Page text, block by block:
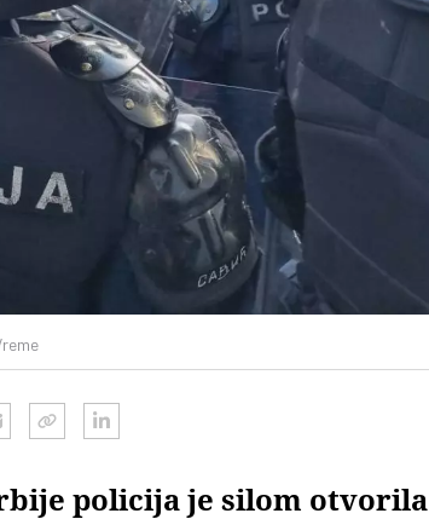
policija je silom otvorila